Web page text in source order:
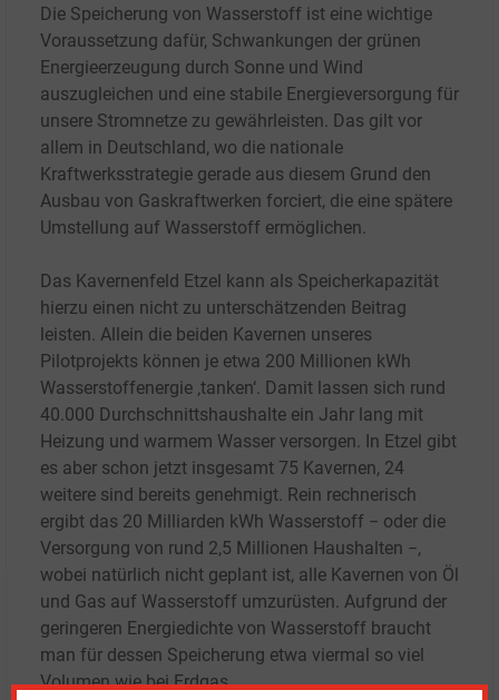
Die Speicherung von Wasserstoff ist eine wichtige
Voraussetzung dafür, Schwankungen der grünen
Energieerzeugung durch Sonne und Wind
auszugleichen und eine stabile Energieversorgung für
unsere Stromnetze zu gewährleisten. Das gilt vor
allem in Deutschland, wo die nationale
Kraftwerksstrategie gerade aus diesem Grund den
Ausbau von Gaskraftwerken forciert, die eine spätere
Umstellung auf Wasserstoff ermöglichen.
Das Kavernenfeld Etzel kann als Speicherkapazität
hierzu einen nicht zu unterschätzenden Beitrag
leisten. Allein die beiden Kavernen unseres
Pilotprojekts können je etwa 200 Millionen kWh
Wasserstoffenergie ‚tanken‘. Damit lassen sich rund
40.000 Durchschnittshaushalte ein Jahr lang mit
Heizung und warmem Wasser versorgen. In Etzel gibt
es aber schon jetzt insgesamt 75 Kavernen, 24
weitere sind bereits genehmigt. Rein rechnerisch
ergibt das 20 Milliarden kWh Wasserstoff − oder die
Versorgung von rund 2,5 Millionen Haushalten −,
wobei natürlich nicht geplant ist, alle Kavernen von Öl
und Gas auf Wasserstoff umzurüsten. Aufgrund der
geringeren Energiedichte von Wasserstoff braucht
man für dessen Speicherung etwa viermal so viel
Volumen wie bei Erdgas.